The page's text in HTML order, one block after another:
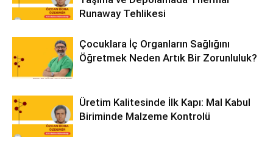
Runaway Tehlikesi
Çocuklara İç Organların Sağlığını
Öğretmek Neden Artık Bir Zorunluluk?
Üretim Kalitesinde İlk Kapı: Mal Kabul
Biriminde Malzeme Kontrolü